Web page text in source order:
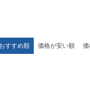
おすすめ順 価格が安い順